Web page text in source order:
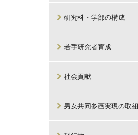
研究科・学部の構成
若手研究者育成
社会貢献
男女共同参画実現の取組